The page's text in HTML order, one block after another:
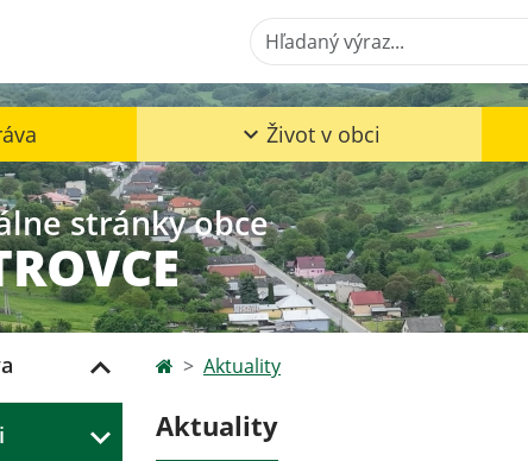
Hľadaný výraz...
Život v obci
stránky obce
Aktuality
Aktuality